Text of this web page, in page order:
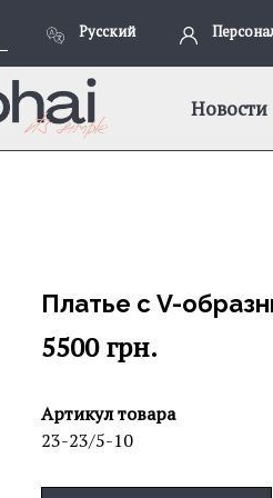
Русский
Новости
Платье с V-
5500грн.
Артикул товара
23-23/5-10